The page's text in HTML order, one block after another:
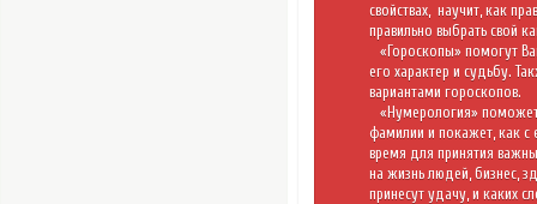
свойствах, научит, как
правильно выбрать свой
« Гороскопы» помогут
его характер и судьбу.
вариантами гороскопов.
« Нумерология»
фамилии и покажет, как с
время для принятия
на жизнь людей, бизнес,
принесут удачу, и каких